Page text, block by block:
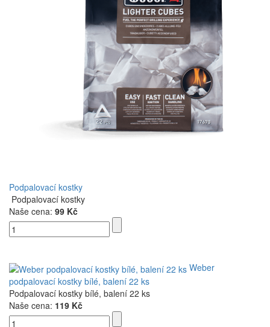
Podpalovací kostky
Podpalovací kostky
Naše cena: 99 Kč
Weber
podpalovací kostky bílé, balení 22 ks
Podpalovací kostky bílé, balení 22 ks
Naše cena: 119 Kč